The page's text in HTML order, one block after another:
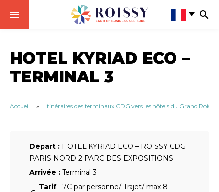
HOTEL KYRIAD ECO –
TERMINAL 3
Accueil » Itinéraires des terminaux CDG vers les hôtels du Grand Roissy
Départ : HOTEL KYRIAD ECO – ROISSY CDG
PARIS NORD 2 PARC DES EXPOSITIONS
Arrivée : Terminal 3
Tarif
7€ par personne/ Trajet/ max 8